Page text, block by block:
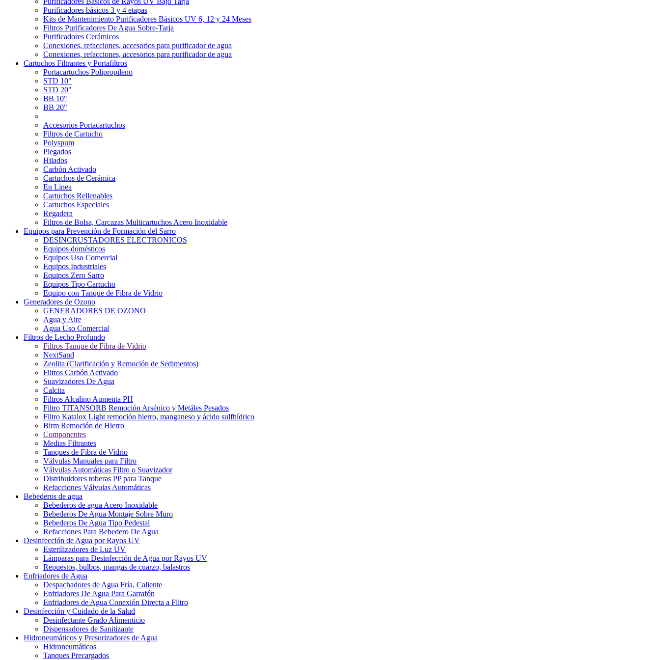
Purificadores básicos 3 y 4 etapas
Kits de Mantenimiento Purificadores Básicos UV 6, 12 y 24 Meses
Filtros Purificadores De Agua Sobre-Tarja
Purificadores Cerámicos
Conexiones, refacciones, accesorios para purificador de agua
Conexiones, refacciones, accesorios para purificador de agua
Cartuchos Filtrantes y Portafiltros
Portacartuchos Polipropileno
STD 10"
STD 20"
BB 10"
BB 20"
Accesorios Portacartuchos
Filtros de Cartucho
Polyspum
Plegados
Hilados
Carbón Activado
Cartuchos de Cerámica
En Linea
Cartuchos Rellenables
Cartuchos Especiales
Regadera
Filtros de Bolsa, Carcazas Multicartuchos Acero Inoxidable
Equipos para Prevención de Formación del Sarro
DESINCRUSTADORES ELECTRONICOS
Equipos domésticos
Equipos Uso Comercial
Equipos Industriales
Equipos Zero Sarro
Equipos Tipo Cartucho
Equipo con Tanque de Fibra de Vidrio
Generadores de Ozono
GENERADORES DE OZONO
Agua y Aire
Agua Uso Comercial
Filtros de Lecho Profundo
Filtros Tanque de Fibra de Vidrio
NextSand
Zeolita (Clarificación y Remoción de Sedimentos)
Filtros Carbón Activado
Suavizadores De Agua
Calcita
Filtros Alcalino Aumenta PH
Filtro TITANSORB Remoción Arsénico y Metáles Pesados
Filtro Katalox Light remoción hierro, manganeso y ácido sulfhídrico
Birm Remoción de Hierro
Componentes
Medias Filtrantes
Tanques de Fibra de Vidrio
Válvulas Manuales para Filtro
Válvulas Automáticas Filtro o Suavizador
Distribuidores toberas PP para Tanque
Refacciones Válvulas Automáticas
Bebederos de agua
Bebederos de agua Acero Inoxidable
Bebederos De Agua Montaje Sobre Muro
Bebederos De Agua Tipo Pedestal
Refacciones Para Bebedero De Agua
Desinfección de Agua por Rayos UV
Esterilizadores de Luz UV
Lámparas para Desinfección de Agua por Rayos UV
Repuestos, bulbos, mangas de cuarzo, balastros
Enfriadores de Agua
Despachadores de Agua Fría, Caliente
Enfriadores De Agua Para Garrafón
Enfriadores de Agua Conexión Directa a Filtro
Desinfección y Cuidado de la Salud
Desinfectante Grado Alimenticio
Dispensadores de Sanitizante
Hidroneumáticos y Presurizadores de Agua
Hidroneumáticos
Tanques Precargados